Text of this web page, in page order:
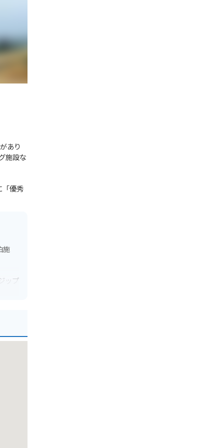
あり
施設な
「優秀
施
ップ